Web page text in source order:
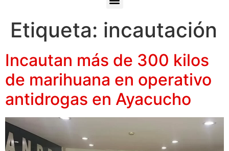
Etiqueta: incautación
Incautan más de 300 kilos
de marihuana en operativo
antidrogas en Ayacucho